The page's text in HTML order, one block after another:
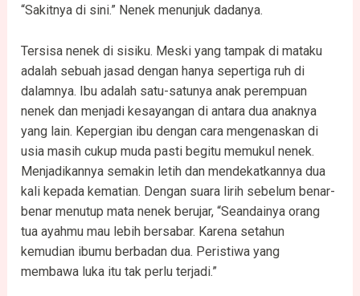
“Sakitnya di sini.” Nenek menunjuk dadanya.
Tersisa nenek di sisiku. Meski yang tampak di mataku
adalah sebuah jasad dengan hanya sepertiga ruh di
dalamnya. Ibu adalah satu-satunya anak perempuan
nenek dan menjadi kesayangan di antara dua anaknya
yang lain. Kepergian ibu dengan cara mengenaskan di
usia masih cukup muda pasti begitu memukul nenek.
Menjadikannya semakin letih dan mendekatkannya dua
kali kepada kematian. Dengan suara lirih sebelum benar-
benar menutup mata nenek berujar, “Seandainya orang
tua ayahmu mau lebih bersabar. Karena setahun
kemudian ibumu berbadan dua. Peristiwa yang
membawa luka itu tak perlu terjadi.”